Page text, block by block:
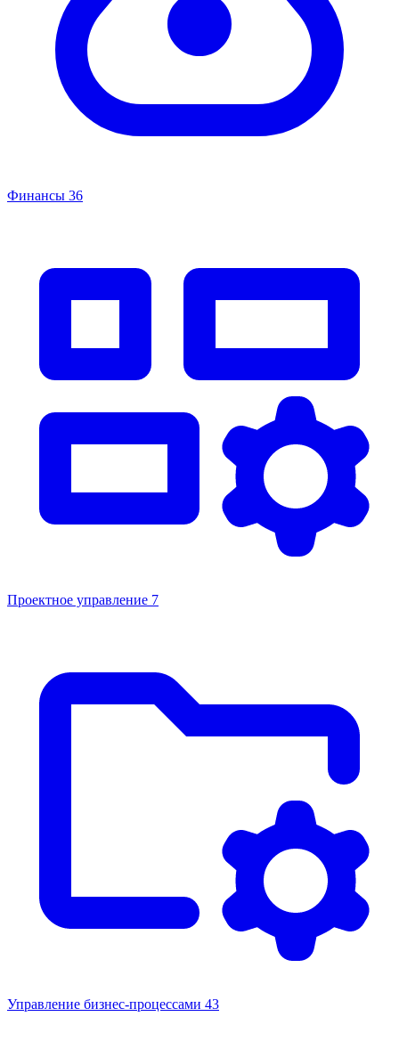
Финансы 36
Проектное управление 7
Управление бизнес-процессами 43